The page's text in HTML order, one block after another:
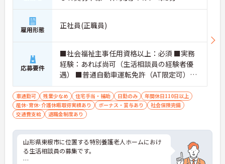
雇用形態 正社員(正職員)
応募要件
■社会福祉主事任用資格以上：必須 ■実務
経験：あれば尚可（生活相談員の経験者優
遇） ■普通自動車運転免許（AT限定可）：
必須
車通勤可 残業少なめ 住宅手当・補助 日勤のみ
年間休日110日以上
産休･育休･介護休暇取得実績あり
ボーナス・賞与あり
社会保険完備
交通費支給
退職金制度あり
山形県東根市に位置する特別養護老人ホームにおけ
る生活相談員の募集です。